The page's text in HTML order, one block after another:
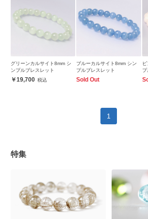
グリーンカルサイト8mm シ
ンプルブレスレット
19,700
ブルーカルサイト8mm シン
プルブレスレット
Sold Out
1
特集